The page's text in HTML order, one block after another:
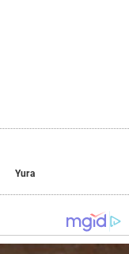
Yura